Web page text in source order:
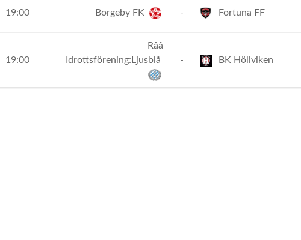
19:00 Borgeby FK - Fortuna FF
19:00
Råå
Idrottsförening:Ljusblå
- BK Höllviken